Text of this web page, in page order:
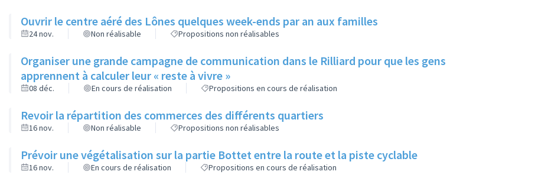
Ouvrir le centre aéré des Lônes quelques week-ends par an aux familles
24 nov. Non réalisable Propositions non réalisables
Organiser une grande campagne de communication dans le Rilliard pour que les gens
apprennent à calculer leur « reste à vivre »
08 déc. En cours de réalisation Propositions en cours de réalisation
Revoir la répartition des commerces des différents quartiers
16 nov. Non réalisable Propositions non réalisables
Prévoir une végétalisation sur la partie Bottet entre la route et la piste cyclable
16 nov. En cours de réalisation Propositions en cours de réalisation